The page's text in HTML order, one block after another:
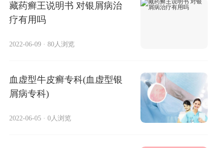
藏药癣王说明书 对银屑病治
疗有用吗
2022-06-09 · 80人浏览
血虚型牛皮癣专科(血虚型银
屑病专科)
2022-06-05 · 0人浏览